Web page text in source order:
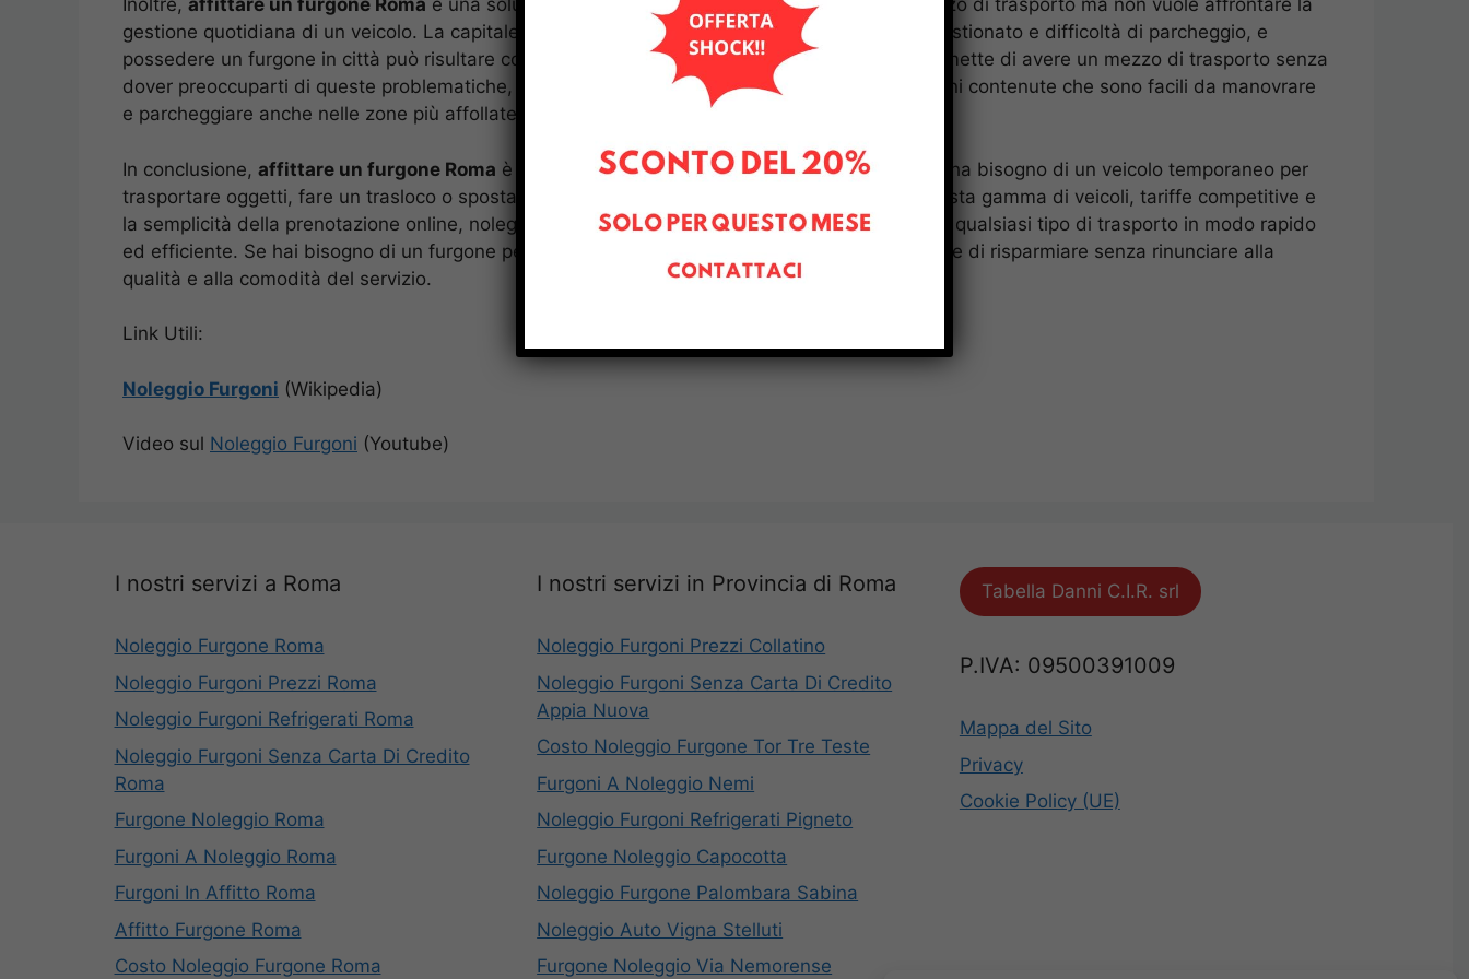
Inoltre, affittare un furgone Roma è una soluzione ideale anche per chi ha bisogno di un mezzo di trasporto ma non vuole affrontare la
gestione quotidiana di un veicolo. La capitale, infatti, è spesso caratterizzata da traffico congestionato e difficoltà di parcheggio, e
possedere un furgone in città può risultare complicato e costoso. Noleggiare un furgone ti permette di avere un mezzo di trasporto senza
dover preoccuparti di queste problematiche, poiché molte agenzie offrono furgoni di dimensioni contenute che sono facili da manovrare
e parcheggiare anche nelle zone più affollate.
In conclusione, affittare un furgone Roma è una scelta pratica, economica e flessibile per chi ha bisogno di un veicolo temporaneo per
trasportare oggetti, fare un trasloco o spostare merci. Con la possibilità di scegliere tra una vasta gamma di veicoli, tariffe competitive e
la semplicità della prenotazione online, noleggiare un furgone a Roma ti permette di affrontare qualsiasi tipo di trasporto in modo rapido
ed efficiente. Se hai bisogno di un furgone per un breve periodo, affittare un veicolo ti consente di risparmiare senza rinunciare alla
qualità e alla comodità del servizio.
Link Utili:
Noleggio Furgoni (Wikipedia)
Video sul Noleggio Furgoni (Youtube)
I nostri servizi a Roma
Noleggio Furgone Roma
Noleggio Furgoni Prezzi Roma
Noleggio Furgoni Refrigerati Roma
Noleggio Furgoni Senza Carta Di Credito
Roma
Furgone Noleggio Roma
Furgoni A Noleggio Roma
Furgoni In Affitto Roma
Affitto Furgone Roma
Costo Noleggio Furgone Roma
I nostri servizi in Provincia di Roma
Noleggio Furgoni Prezzi Collatino
Noleggio Furgoni Senza Carta Di Credito
Appia Nuova
Costo Noleggio Furgone Tor Tre Teste
Furgoni A Noleggio Nemi
Noleggio Furgoni Refrigerati Pigneto
Furgone Noleggio Capocotta
Noleggio Furgone Palombara Sabina
Noleggio Auto Vigna Stelluti
Furgone Noleggio Via Nemorense
Tabella Danni C.I.R. srl
P.IVA: 09500391009
Mappa del Sito
Privacy
Cookie Policy (UE)